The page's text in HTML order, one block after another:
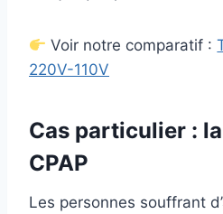
Voir notre comparatif :
220V-110V
Cas particulier :
CPAP
Les personnes souffrant